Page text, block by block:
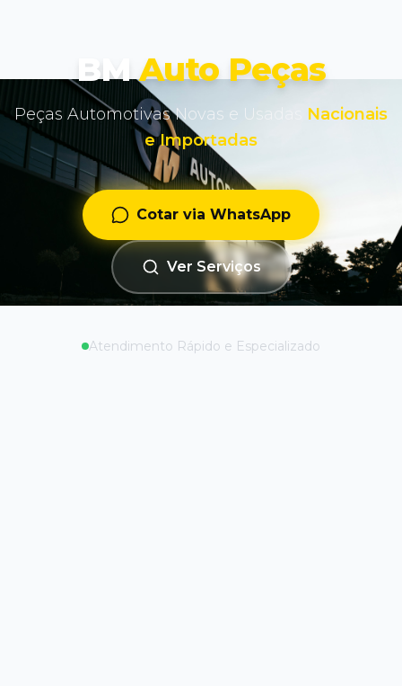
BM Auto Peças
Peças Automotivas Novas e Usadas Nacionais
e Importadas
Cotar via WhatsApp
Ver Serviços
Atendimento Rápido e Especializado